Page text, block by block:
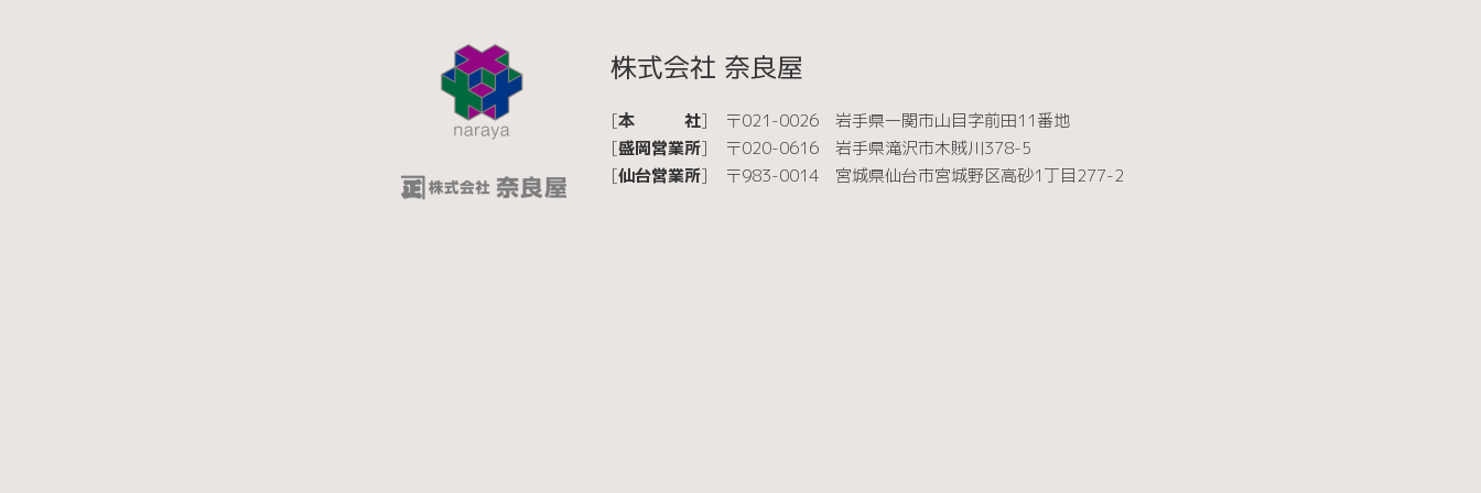
株式会社 奈良屋
[本 社] 〒021-0026 岩手県一関市山目字前田11番地
[盛岡営業所] 〒020-0616 岩手県滝沢市木賊川378-5
[仙台営業所] 〒983-0014 宮城県仙台市宮城野区高砂1丁目277-2